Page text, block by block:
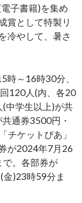
子書籍)を集め
賞として特製リ
冷やして、暑さ
時～16時30分、
120人(内、各20
(中学生以上)が共
通券3500円・
チケットぴあ」
が2024年7月26
。各部券が
)23時59分ま